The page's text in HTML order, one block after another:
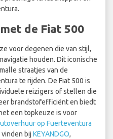
de Fiat 500
voor degenen die van stijl,
houden. Dit iconische
straatjes van de
te rijden. De Fiat 500 is
reizigers of stellen die
brandstofefficiënt en biedt
een topkeuze is voor
op Fuerteventura
bij KEYANDGO,